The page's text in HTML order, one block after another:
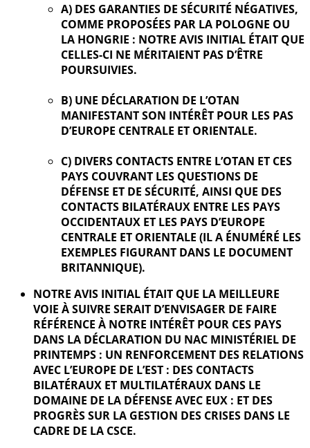
A) DES GARANTIES DE SÉCURITÉ NÉGATIVES,
COMME PROPOSÉES PAR LA POLOGNE OU
LA HONGRIE : NOTRE AVIS INITIAL ÉTAIT QUE
CELLES-CI NE MÉRITAIENT PAS D’ÊTRE
POURSUIVIES.
B) UNE DÉCLARATION DE L’OTAN
MANIFESTANT SON INTÉRÊT POUR LES PAS
D’EUROPE CENTRALE ET ORIENTALE.
C) DIVERS CONTACTS ENTRE L’OTAN ET CES
PAYS COUVRANT LES QUESTIONS DE
DÉFENSE ET DE SÉCURITÉ, AINSI QUE DES
CONTACTS BILATÉRAUX ENTRE LES PAYS
OCCIDENTAUX ET LES PAYS D’EUROPE
CENTRALE ET ORIENTALE (IL A ÉNUMÉRÉ LES
EXEMPLES FIGURANT DANS LE DOCUMENT
BRITANNIQUE).
NOTRE AVIS INITIAL ÉTAIT QUE LA MEILLEURE
VOIE À SUIVRE SERAIT D’ENVISAGER DE FAIRE
RÉFÉRENCE À NOTRE INTÉRÊT POUR CES PAYS
DANS LA DÉCLARATION DU NAC MINISTÉRIEL DE
PRINTEMPS : UN RENFORCEMENT DES RELATIONS
AVEC L’EUROPE DE L’EST : DES CONTACTS
BILATÉRAUX ET MULTILATÉRAUX DANS LE
DOMAINE DE LA DÉFENSE AVEC EUX : ET DES
PROGRÈS SUR LA GESTION DES CRISES DANS LE
CADRE DE LA CSCE.